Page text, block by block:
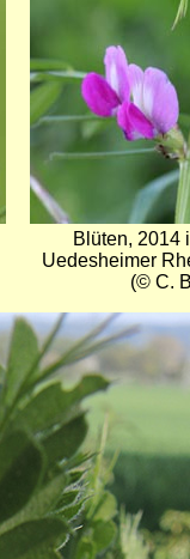
Blüten, 2014
Uedesheimer
(© C.